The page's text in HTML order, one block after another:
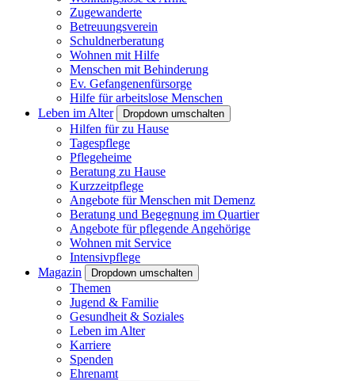
Zugewanderte
Betreuungsverein
Schuldnerberatung
Wohnen mit Hilfe
Menschen mit Behinderung
Ev. Gefangenenfürsorge
Hilfe für arbeitslose Menschen
Leben im Alter
Dropdown umschalten
Hilfen für zu Hause
Tagespflege
Pflegeheime
Beratung zu Hause
Kurzzeitpflege
Angebote für Menschen mit Demenz
Beratung und Begegnung im Quartier
Angebote für pflegende Angehörige
Wohnen mit Service
Intensivpflege
Magazin
Dropdown umschalten
Themen
Jugend & Familie
Gesundheit & Soziales
Leben im Alter
Karriere
Spenden
Ehrenamt